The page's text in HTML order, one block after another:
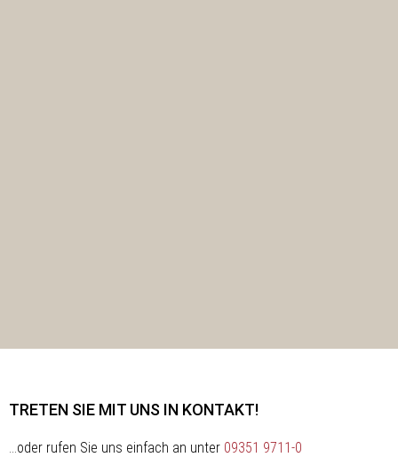
TRETEN SIE MIT UNS IN KONTAKT!
…oder rufen Sie uns einfach an unter 09351 9711-0